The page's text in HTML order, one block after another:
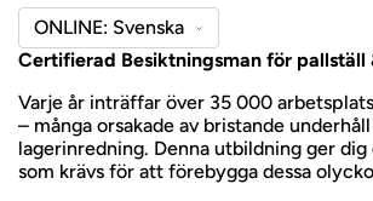
Certifierad Besiktningsman för pallställ
Varje år inträffar över 35 000
– många orsakade av bristande
lagerinredning. Denna utbildning ger
som krävs för att förebygga dessa